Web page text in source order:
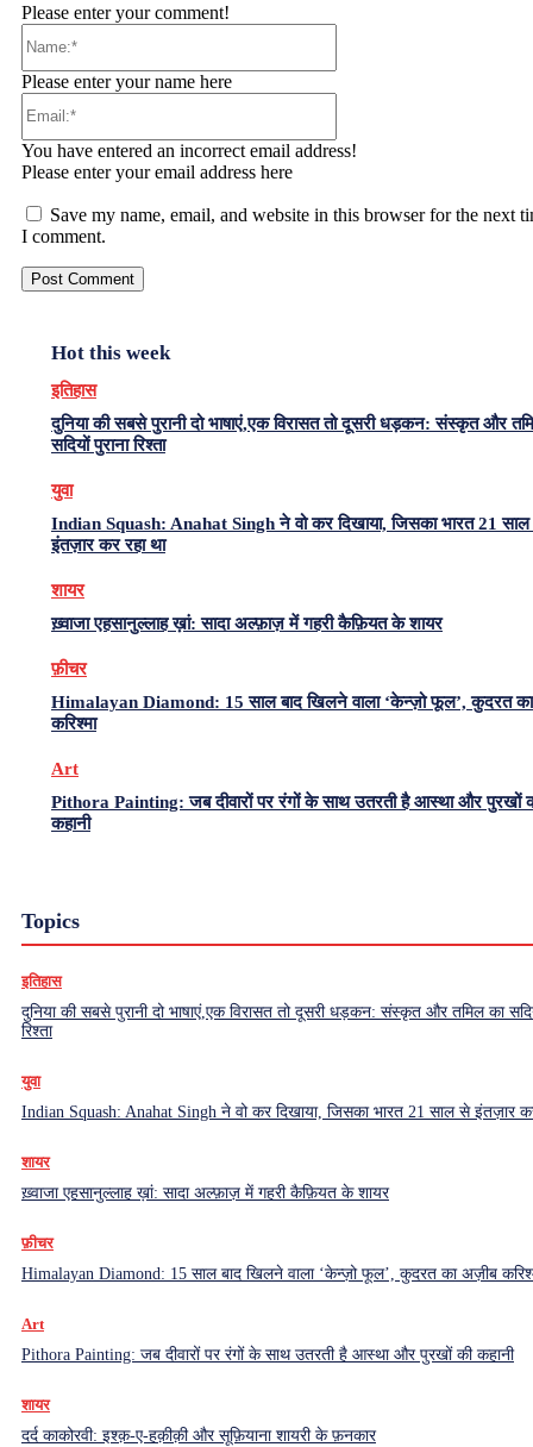
Please enter your comment!
Please enter your name here
You have entered an incorrect email address!
Please enter your email address here
Save my name, email, and website in this browser for the next
I comment.
Hot this week
इतिहास
दुनिया की सबसे पुरानी दो भाषाएं,एक विरासत तो दूसरी धड़कन: संस्कृत और
सदियों पुराना रिश्ता
युवा
Indian Squash: Anahat Singh ने वो कर दिखाया, जिसका भारत 21
इंतज़ार कर रहा था
शायर
ख़्वाजा एहसानुल्लाह ख़ां: सादा अल्फ़ाज़ में गहरी कैफ़ियत के शायर
फ़ीचर
Himalayan Diamond: 15 साल बाद खिलने वाला ‘केन्ज़ो फूल’, कुदरत
करिश्मा
Art
Pithora Painting: जब दीवारों पर रंगों के साथ उतरती है आस्था और पुरखों
कहानी
Topics
इतिहास
दुनिया की सबसे पुरानी दो भाषाएं,एक विरासत तो दूसरी धड़कन: संस्कृत और तमिल का
रिश्ता
युवा
Indian Squash: Anahat Singh ने वो कर दिखाया, जिसका भारत 21 साल से इंतज़ार
शायर
ख़्वाजा एहसानुल्लाह ख़ां: सादा अल्फ़ाज़ में गहरी कैफ़ियत के शायर
फ़ीचर
Himalayan Diamond: 15 साल बाद खिलने वाला ‘केन्ज़ो फूल’, कुदरत का अज़ीब
Art
Pithora Painting: जब दीवारों पर रंगों के साथ उतरती है आस्था और पुरखों की कहानी
शायर
दर्द काकोरवी: इश्क़-ए-हक़ीक़ी और सूफ़ियाना शायरी के फ़नकार